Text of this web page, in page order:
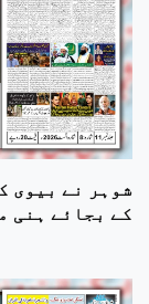
شوہر نے بیوی
کے بجائے ہنی